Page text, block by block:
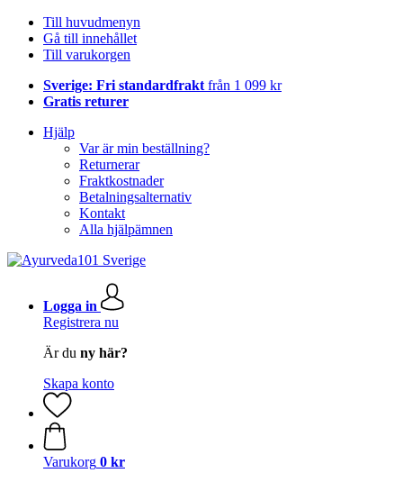
Till huvudmenyn
Gå till innehållet
Till varukorgen
Sverige: Fri standardfrakt från 1 099 kr
Gratis returer
Hjälp
Var är min beställning?
Returnerar
Fraktkostnader
Betalningsalternativ
Kontakt
Alla hjälpämnen
Logga in
Registrera nu
Är du ny här?
Skapa konto
Varukorg 0 kr